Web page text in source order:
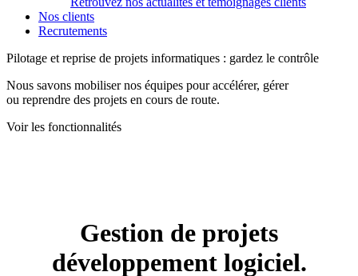
Nos clients
Recrutements
Pilotage et reprise de projets informatiques : gardez le contrôle
Nous savons mobiliser nos équipes pour accélérer, gérer
ou reprendre des projets en cours de route.
Voir les fonctionnalités
Gestion de projets
développement logiciel.